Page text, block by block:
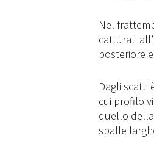
Nel
catturati
posteriore
Dagli scatti
cui profilo
quello
spalle